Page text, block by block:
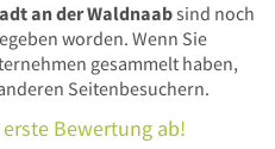
an der Waldnaabsind noch
worden. Wenn Sie
gesammelt haben,
Seitenbesuchern.
Bewertung ab!